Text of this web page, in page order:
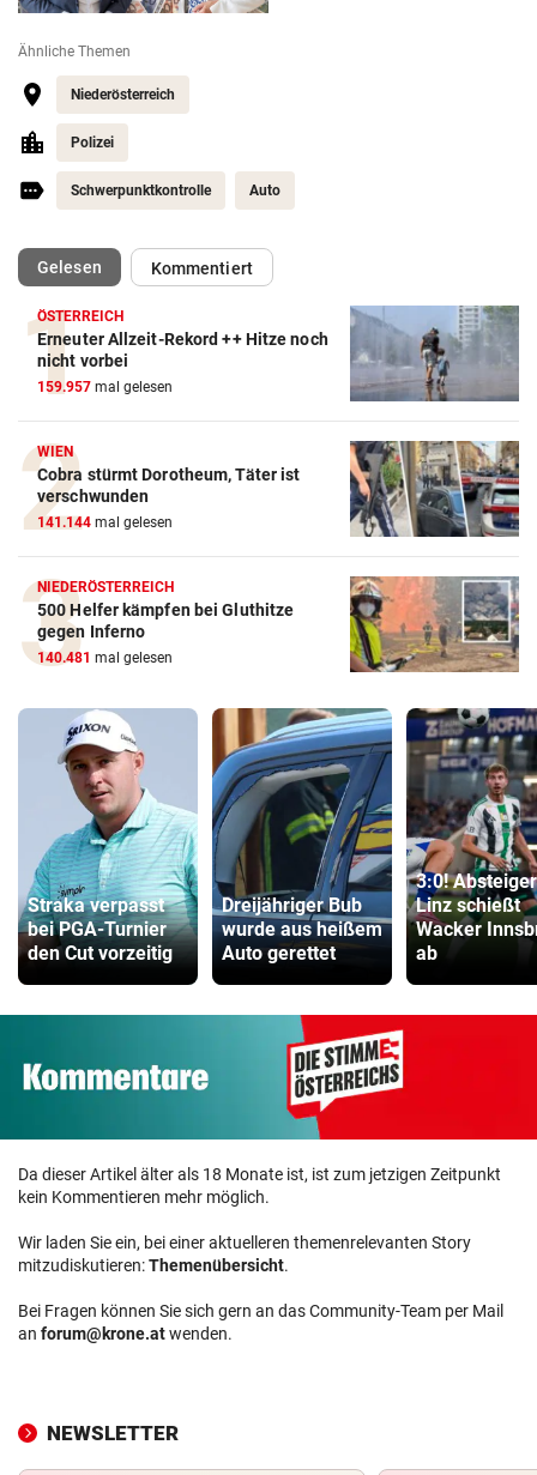
Ähnliche Themen
Niederösterreich
Polizei
Schwerpunktkontrolle Auto
Gelesen(ausgewählt)Kommentiert
ÖSTERREICH
Erneuter Allzeit-Rekord ++ Hitze noch
nicht vorbei
159.957 mal gelesen
WIEN
Cobra stürmt Dorotheum, Täter ist
verschwunden
141.144 mal gelesen
NIEDERÖSTERREICH
500 Helfer kämpfen bei Gluthitze
gegen Inferno
140.481 mal gelesen
Straka verpasst
bei PGA-Turnier
den Cut vorzeitig
Dreijähriger Bub
wurde aus heißem
Auto gerettet
3:0!
Linz schießt
Wacker
ab
Da dieser Artikel älter als 18 Monate ist, ist zum jetzigen Zeitpunkt
kein Kommentieren mehr möglich.
Wir laden Sie ein, bei einer aktuelleren themenrelevanten Story
mitzudiskutieren:Themenübersicht.
Bei Fragen können Sie sich gern an das Community-Team per Mail
an forum@krone.atwenden.
NEWSLETTER